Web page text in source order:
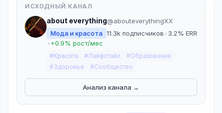
ИСХОДНЫЙ КАНАЛ
about everything@abouteverythingXX
Мода и красота 11.3k подписчиков•3.2% ERR
•+0.9% рост/мес
#Красота #Лайфстайл
#Образование
#Здоровье
#Сообщество
Анализ канала →